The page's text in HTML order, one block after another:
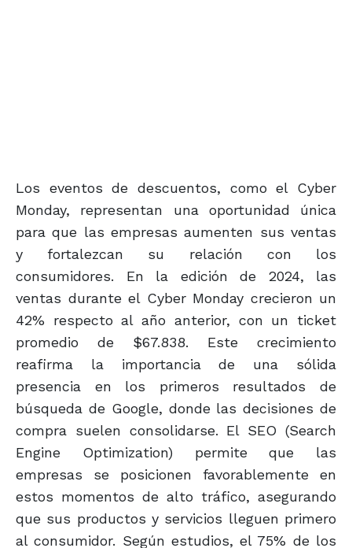
Los eventos de descuentos, como el Cyber
Monday, representan una oportunidad única
para que las empresas aumenten sus ventas
y fortalezcan su relación con los
consumidores. En la edición de 2024, las
ventas durante el Cyber Monday crecieron un
42% respecto al año anterior, con un ticket
promedio de $67.838. Este crecimiento
reafirma la importancia de una sólida
presencia en los primeros resultados de
búsqueda de Google, donde las decisiones de
compra suelen consolidarse. El SEO (Search
Engine Optimization) permite que las
empresas se posicionen favorablemente en
estos momentos de alto tráfico, asegurando
que sus productos y servicios lleguen primero
al consumidor. Según estudios, el 75% de los